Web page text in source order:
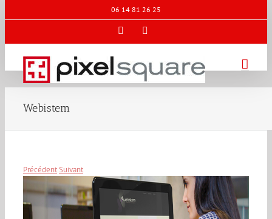
au
06 14 81 26 25
Facebook
Webistem
PrécédentSuivant